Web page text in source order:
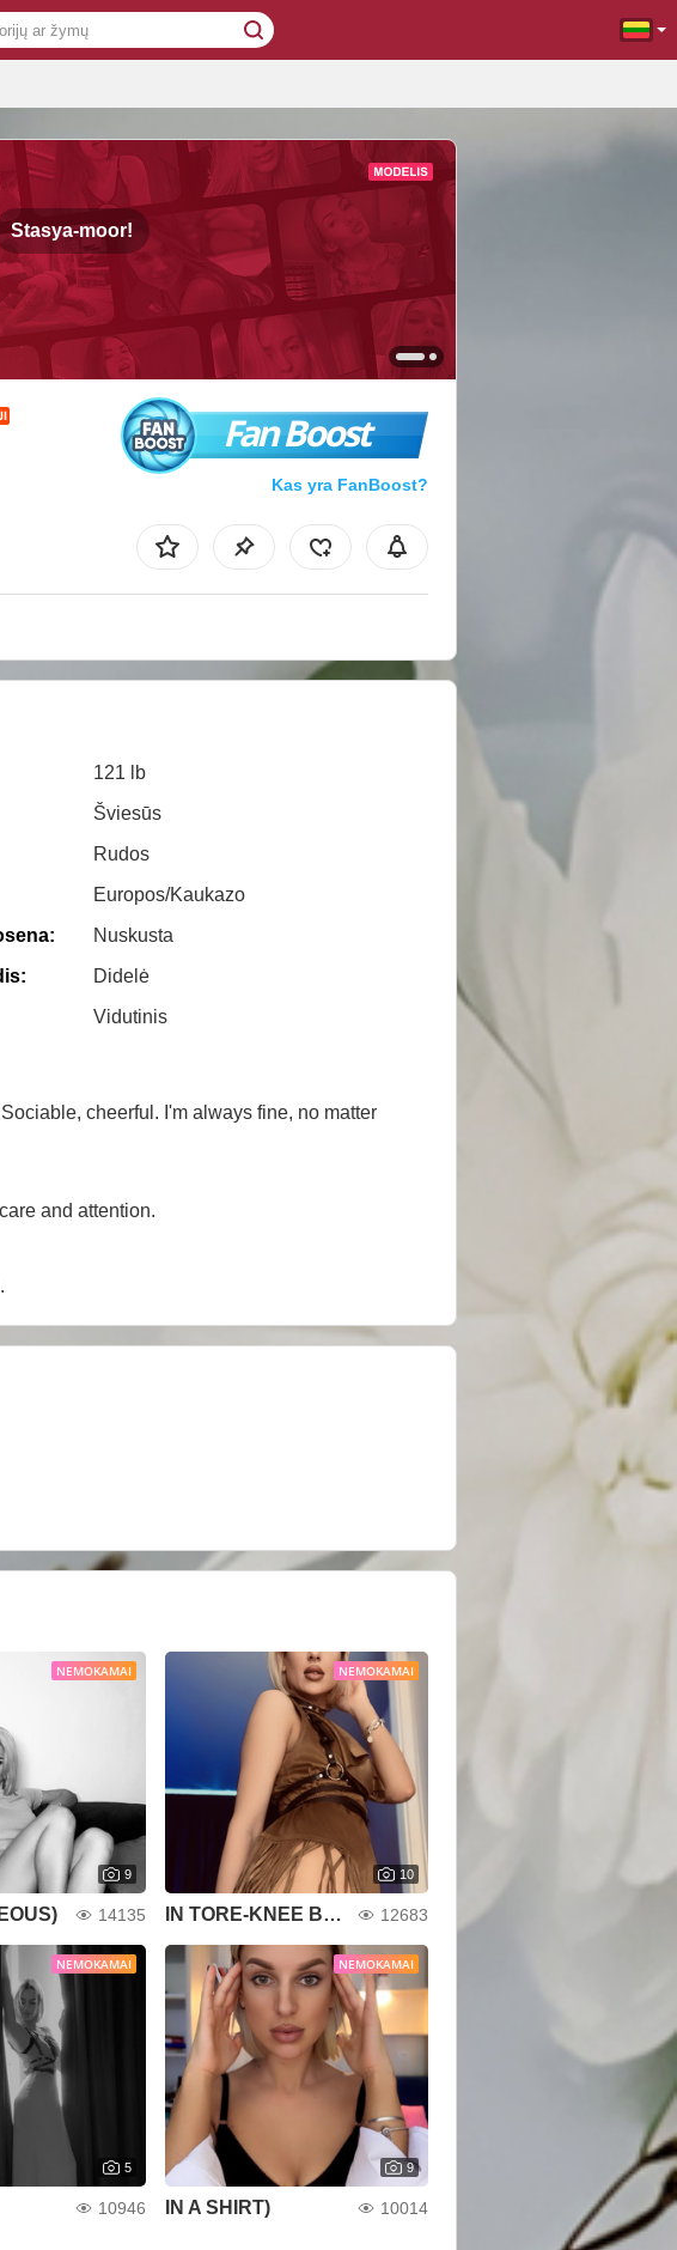
Stasya-moor!
Fan Boost
Kas yra FanBoost?
121 lb
Šviesūs
Rudos
Europos/Kaukazo
Nuskusta
Didelė
Vidutinis
cheerful. I'm always fine, no matter
and attention.
NEMOKAMAI
9
14135
NEMOKAMAI
10
IN TORE-KNEE BOOTS) 12683
NEMOKAMAI
5
10946
NEMOKAMAI
9
IN A SHIRT) 10014